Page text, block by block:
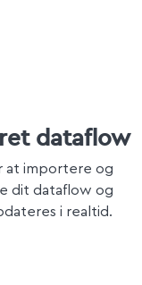
dataflow
at importere og
dit dataflow og
i realtid.